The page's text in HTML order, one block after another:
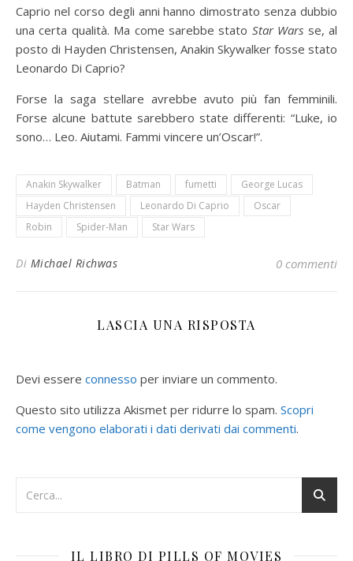
Caprio nel corso degli anni hanno dimostrato senza dubbio
una certa qualità. Ma come sarebbe stato Star Wars se, al
posto di Hayden Christensen, Anakin Skywalker fosse stato
Leonardo Di Caprio?
Forse la saga stellare avrebbe avuto più fan femminili.
Forse alcune battute sarebbero state differenti: “Luke, io
sono… Leo. Aiutami. Fammi vincere un’Oscar!”.
Anakin Skywalker Batman fumetti
George Lucas
Hayden Christensen
Leonardo Di Caprio
Oscar
Robin
Spider-Man Star Wars
Di Michael Richwas 0 commenti
LASCIA UNA RISPOSTA
Devi essere connesso per inviare un commento.
Questo sito utilizza Akismet per ridurre lo spam. Scopri
come vengono elaborati i dati derivati dai commenti.
IL LIBRO DI PILLS OF MOVIES